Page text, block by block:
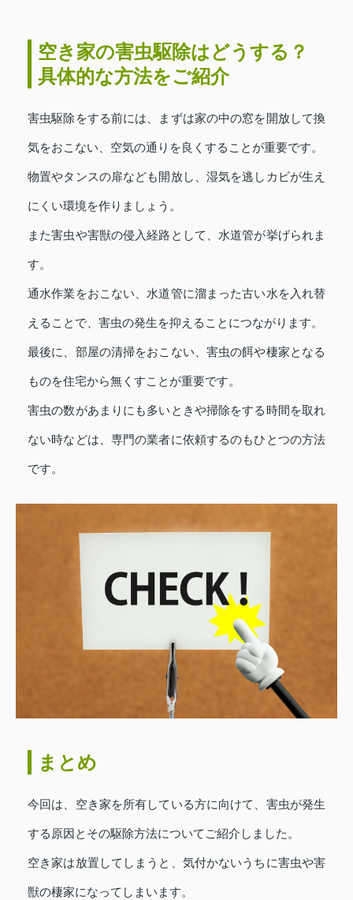
空き家の害虫駆除はどうする？
具体的な方法をご紹介
害虫駆除をする前には、まずは家の中の窓を開放して換
気をおこない、空気の通りを良くすることが重要です。
物置やタンスの扉なども開放し、湿気を逃しカビが生え
にくい環境を作りましょう。
また害虫や害獣の侵入経路として、水道管が挙げられま
す。
通水作業をおこない、水道管に溜まった古い水を入れ替
えることで、害虫の発生を抑えることにつながります。
最後に、部屋の清掃をおこない、害虫の餌や棲家となる
ものを住宅から無くすことが重要です。
害虫の数があまりにも多いときや掃除をする時間を取れ
ない時などは、専門の業者に依頼するのもひとつの方法
です。
まとめ
今回は、空き家を所有している方に向けて、害虫が発生
する原因とその駆除方法についてご紹介しました。
空き家は放置してしまうと、気付かないうちに害虫や害
獣の棲家になってしまいます。